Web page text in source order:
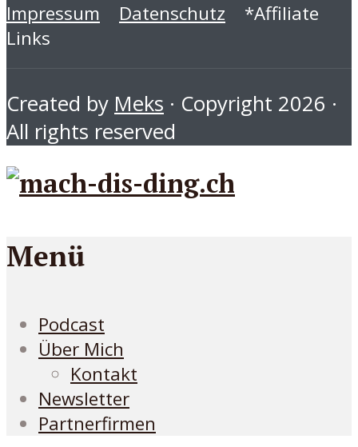
Impressum Datenschutz *Affiliate
Links
Created by Meks · Copyright 2026 ·
All rights reserved
Menü
Podcast
Über Mich
Kontakt
Newsletter
Partnerfirmen